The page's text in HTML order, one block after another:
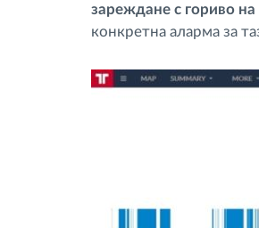
зареждане с гориво
конкретна аларма за